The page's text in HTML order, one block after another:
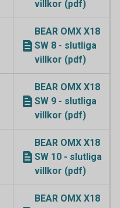
villkor (pdf)
BEAR OMX X18
SW 8 - slutliga
villkor (pdf)
BEAR OMX X18
SW 9 - slutliga
villkor (pdf)
BEAR OMX X18
SW 10 - slutliga
villkor (pdf)
BEAR OMX X18